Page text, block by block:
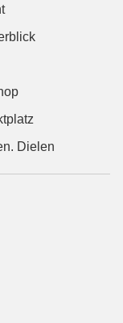
Dielen